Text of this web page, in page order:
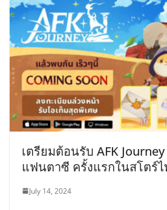
เตรียมต้อนรับ AFK
แฟนตาซี ครั้งแรกในสโตร์ไ
July 14, 2024